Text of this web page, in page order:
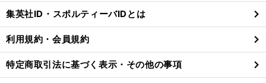
る
集英社ID・スポルティーバIDとは
利用規約・会員規約
特定商取引法に基づく表示・その他の事項